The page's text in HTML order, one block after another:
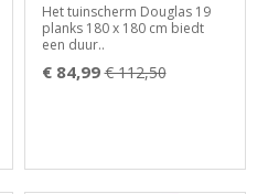
Het tuinscherm Douglas 19
planks 180 x 180 cm biedt
een duur..
€ 84,99 € 112,50